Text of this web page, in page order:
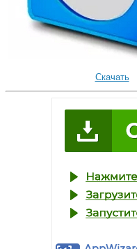
Скачать